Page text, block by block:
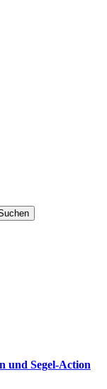
und Segel-Action